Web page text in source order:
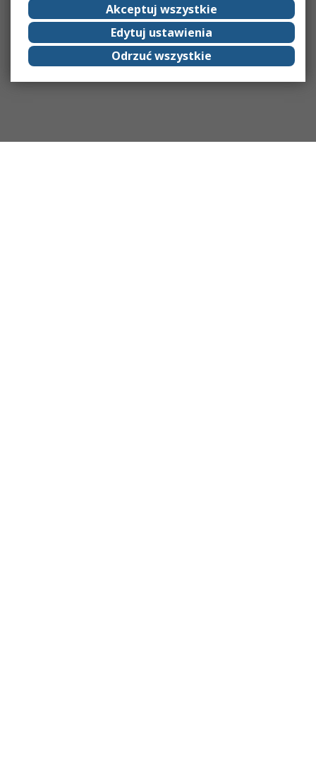
Akceptuj wszystkie
Edytuj ustawienia
Odrzuć wszystkie